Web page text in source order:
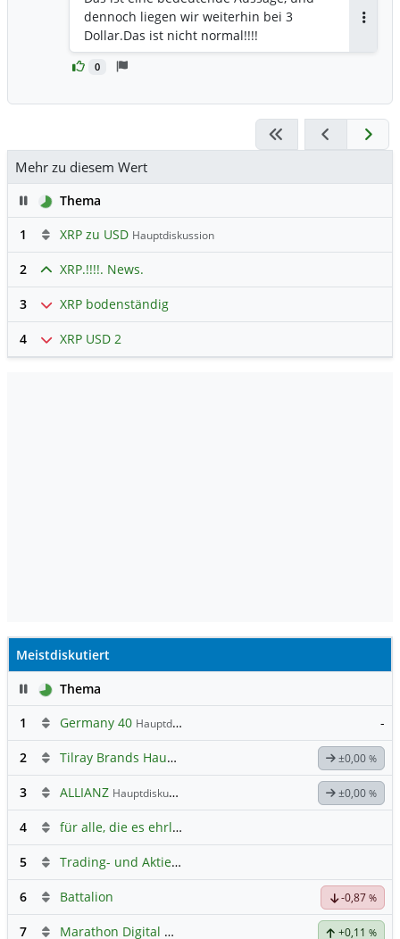
bekannt, dass sie die
Verarbeitungskosten potenziell um 60%
senken kann. Darüber hinaus behauptet
der Morgan Stanley Bericht, dass das
ka Karten erforderlich KRP cht unbedingt
Brückenwährung angenommen wird!!!!
0
dennoch liegen wir weiterhin bei 3
Dollar.Das ist nicht normal!!!!
Mehr zu diesem Wert
PauseThema
1
XRP zu USD Hauptdiskussion
2 XRP.!!!!. News.
3 XRP bodenständig
4 XRP USD 2
Meistdiskutiert
PauseThema
1
Germany 40 Hauptdiskussion -
2 Tilray Brands Hauptforum ±0,00 %
3 ALLIANZ Hauptdiskussion ±0,00 %
4 für alle, die es ehrlich meinen beim Traden.
5 Trading- und Aktien-Chat
6 Battalion -0,87 %
7 Marathon Digital Holdings +0,11 %